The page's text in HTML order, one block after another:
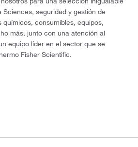
seguridad y gestión de
consumibles, equipos,
más, junto con una atención al
equipo líder en el sector que se
Fisher Scientific.